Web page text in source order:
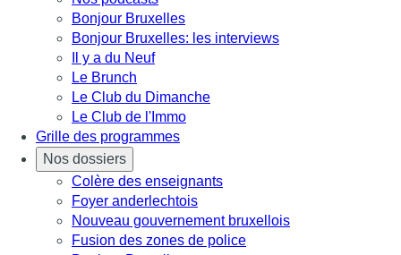
Bonjour Bruxelles
Bonjour Bruxelles: les interviews
Il y a du Neuf
Le Brunch
Le Club du Dimanche
Le Club de l'Immo
Grille des programmes
Nos dossiers
Colère des enseignants
Foyer anderlechtois
Nouveau gouvernement bruxellois
Fusion des zones de police